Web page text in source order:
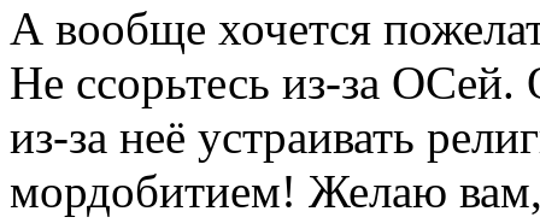
А вообще хочется
Не ссорьтесь из-за
из-за неё устраивать
мордобитием! Желаю